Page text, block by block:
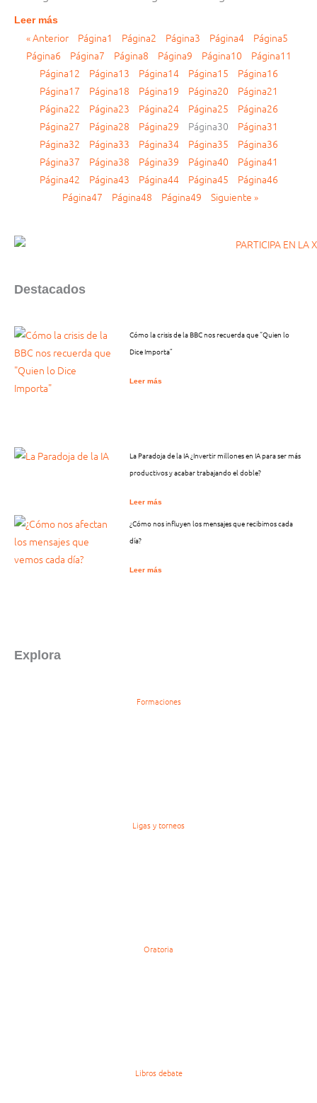
Leer más
« Anterior Página1 Página2 Página3 Página4 Página5
Página6 Página7 Página8 Página9 Página10 Página11
Página12 Página13 Página14 Página15 Página16
Página17 Página18 Página19 Página20 Página21
Página22 Página23 Página24 Página25 Página26
Página27 Página28 Página29 Página30 Página31
Página32 Página33 Página34 Página35 Página36
Página37 Página38 Página39 Página40 Página41
Página42 Página43 Página44 Página45 Página46
Página47 Página48 Página49 Siguiente »
Destacados
Cómo la crisis de la BBC nos recuerda que “Quien lo
Dice Importa”
Leer más
La Paradoja de la IA ¿Invertir millones en IA para ser más
productivos y acabar trabajando el doble?
Leer más
¿Cómo nos influyen los mensajes que recibimos cada
día?
Leer más
Explora
Formaciones
Ligas y torneos
Oratoria
Libros debate